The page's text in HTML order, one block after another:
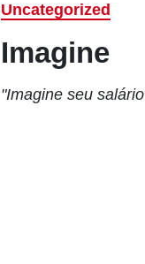
Uncategorized
Imagine
"Imagine seu